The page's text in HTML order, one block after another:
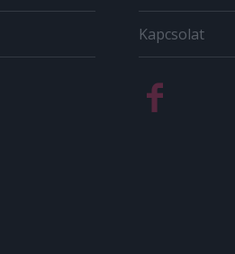
Kapcsolat